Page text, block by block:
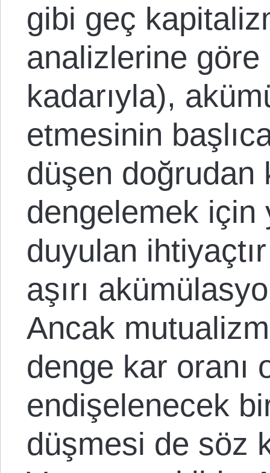
gibi geç
analizlerine göre
kadarıyla),
etmesinin
düşen doğrudan
dengelemek için
duyulan
aşırı
Ancak
denge kar oranı
endişelenecek
düşmesi de söz